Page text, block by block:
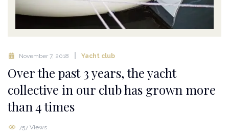
November 7, 2018 Yacht club
Over the past 3 years, the yacht
collective in our club has grown more
than 4 times
757 Views